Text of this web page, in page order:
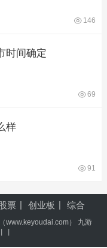
146
时间确定
69
样
91
股票 创业板 综合
www.keyoudai.com） 九游
丨